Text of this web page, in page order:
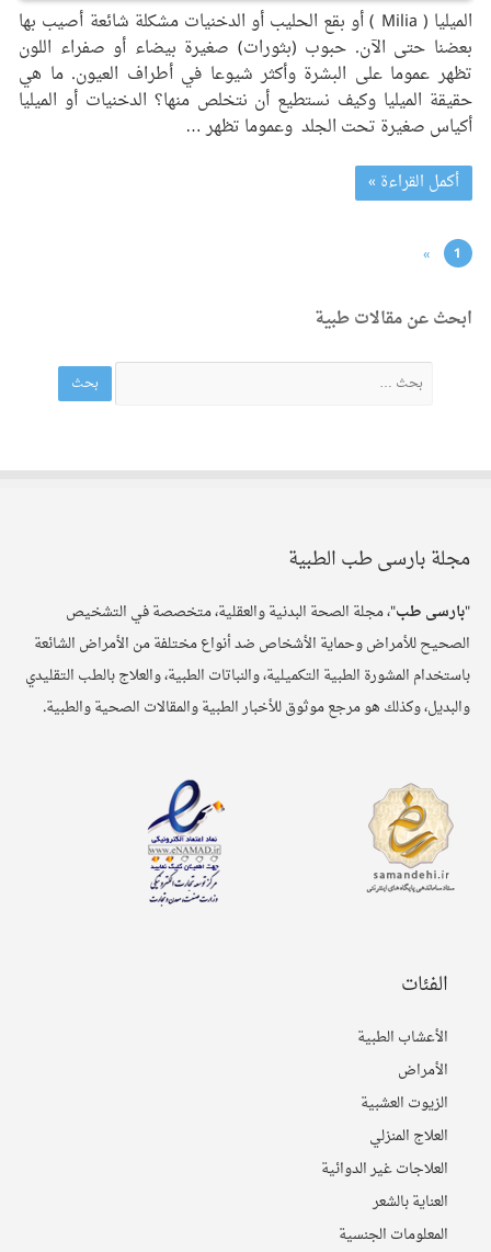
الميليا ( Milia ) أو بقع الحليب أو الدخنيات مشكلة شائعة أصيب بها
بعضنا حتى الآن. حبوب (بثورات) صغيرة بيضاء أو صفراء اللون
تظهر عموما على البشرة وأكثر شيوعا في أطراف العيون. ما هي
حقيقة الميليا وكيف نستطيع أن نتخلص منها؟ الدخنيات أو الميليا
أكياس صغيرة تحت الجلد وعموما تظهر …
أكمل القراءة »
1
»
ابحث عن مقالات طبية
مجلة بارسی طب الطبية
"بارسی طب"، مجلة الصحة البدنية والعقلية، متخصصة في التشخيص
الصحيح للأمراض وحماية الأشخاص ضد أنواع مختلفة من الأمراض الشائعة
باستخدام المشورة الطبية التكميلية، والنباتات الطبية، والعلاج بالطب التقليدي
والبديل، وكذلك هو مرجع موثوق للأخبار الطبية والمقالات الصحية والطبية.
الفئات
الأعشاب الطبیة
الأمراض
الزيوت العشبية
العلاج المنزلي
العلاجات غير الدوائية
العنایة بالشعر
المعلومات الجنسية